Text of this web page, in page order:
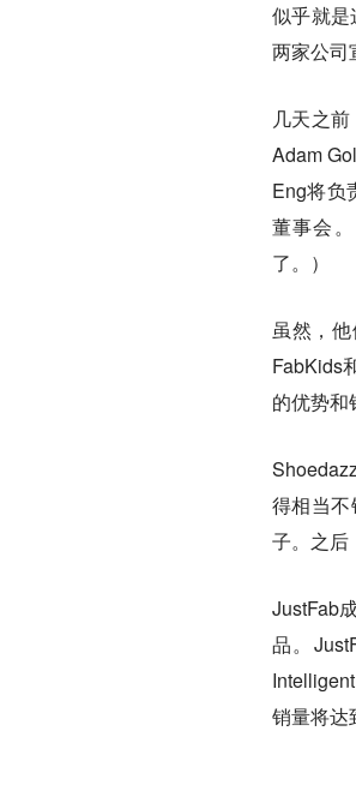
似乎就
两家公司
几天之
Adam
Eng将负
董事会
了。）
虽然，
FabKids
的优势
得相当
子。之后
JustFab
品。
销量将达